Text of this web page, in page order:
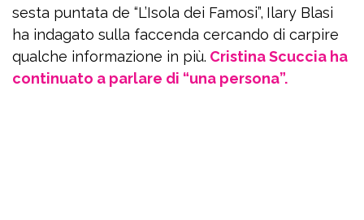
sesta puntata de “L’Isola dei Famosi”, Ilary Blasi
ha indagato sulla faccenda cercando di carpire
qualche informazione in più. Cristina Scuccia ha
continuato a parlare di “una persona”.